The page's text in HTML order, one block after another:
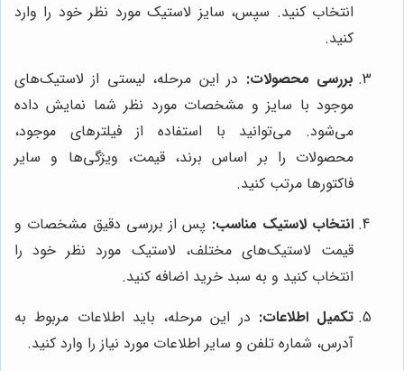
انتخاب کنید. سپس، سایز لاستیک مورد نظر خود را وارد
کنید.
بررسی محصولات: در این مرحله، لیستی از لاستیک‌های
موجود با سایز و مشخصات مورد نظر شما نمایش داده
می‌شود. می‌توانید با استفاده از فیلترهای موجود،
محصولات را بر اساس برند، قیمت، ویژگی‌ها و سایر
فاکتورها مرتب کنید.
انتخاب لاستیک مناسب: پس از بررسی دقیق مشخصات و
قیمت لاستیک‌های مختلف، لاستیک مورد نظر خود را
انتخاب کنید و به سبد خرید اضافه کنید.
تکمیل اطلاعات: در این مرحله، باید اطلاعات مربوط به
آدرس، شماره تلفن و سایر اطلاعات مورد نیاز را وارد کنید.